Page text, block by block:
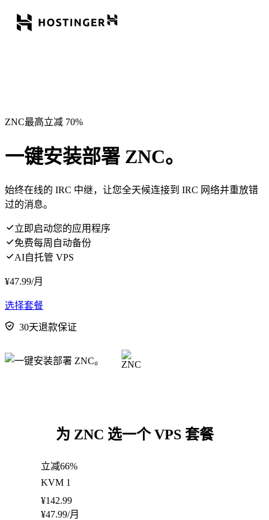
ZNC最高立减 70%
一键安装部署 ZNC。
始终在线的 IRC 中继，让您全天候连接到 IRC 网络并重放错
过的消息。
立即启动您的应用程序
免费每周自动备份
AI自托管 VPS
¥47.99/月
选择套餐
30天退款保证
为 ZNC 选一个 VPS 套餐
立减66%
KVM 1
¥142.99
¥47.99/月